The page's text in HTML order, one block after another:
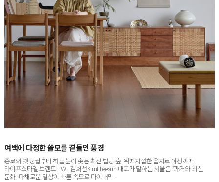
종로의 옛 궁궐부터 하늘 높이 솟은 최신 빌딩 숲, 왁자지껄한 을지로 야장까지.
라이프스타일 브랜드 TWL 김희선KimHeesun 대표가 말하는 서울은 ‘과거와 최신
문화, 다채로운 일상이 빠른 속도로 다이내믹...